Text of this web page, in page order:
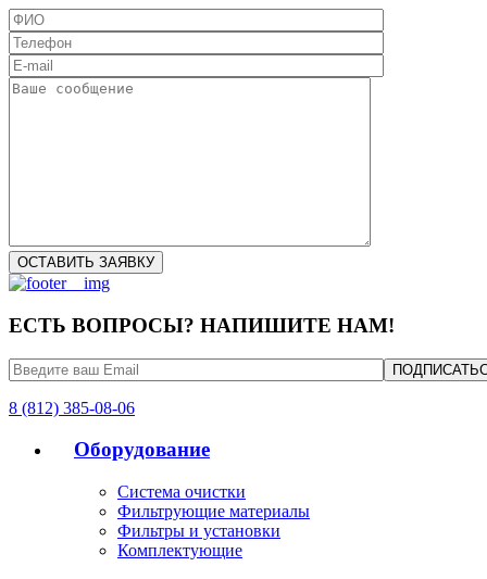
ЕСТЬ ВОПРОСЫ? НАПИШИТЕ НАМ!
8 (812) 385-08-06
Оборудование
Система очистки
Фильтрующие материалы
Фильтры и установки
Комплектующие